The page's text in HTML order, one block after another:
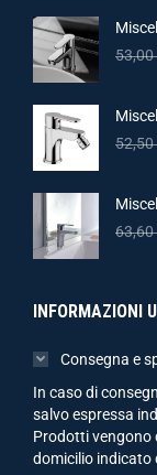
53,00
52,50
63,60
INFORMAZIONI
Consegna e
In caso di
salvo espressa
Prodotti vengono
domicilio indicato